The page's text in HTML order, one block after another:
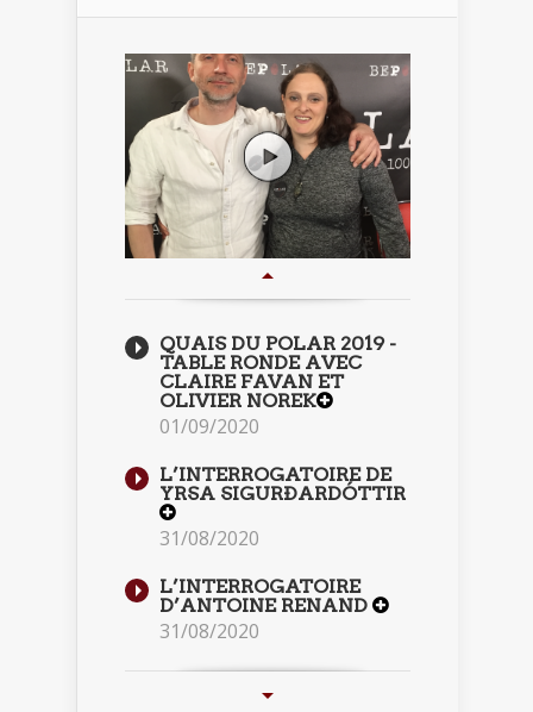
QUAIS DU POLAR 2019 -
TABLE RONDE AVEC
CLAIRE FAVAN ET
OLIVIER NOREK
01/09/2020
L’INTERROGATOIRE DE
YRSA SIGURÐARDÓTTIR
31/08/2020
L’INTERROGATOIRE
D’ANTOINE RENAND
31/08/2020